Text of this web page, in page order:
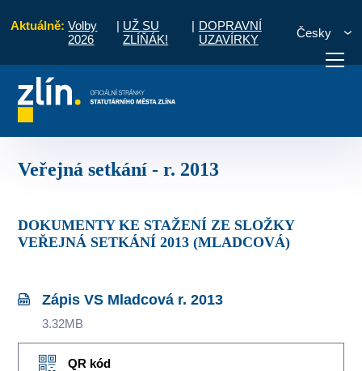
Aktuálně: Volby
2026
| UŽ SU
ZLÍŇÁK!
| DOPRAVNÍ
UZAVÍRKY
Česky
vyřídit
Veřejná setkání - r. 2013
DOKUMENTY KE STAŽENÍ ZE SLOŽKY
VEŘEJNÁ SETKÁNÍ 2013 (MLADCOVÁ)
Zápis VS Mladcová r. 2013
3.32MB
QR kód